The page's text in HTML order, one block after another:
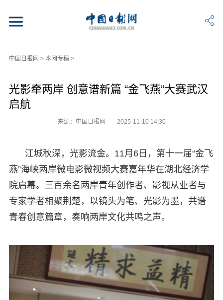
中国日报网 > 本网专稿>
光影牵两岸 创意谱新篇 “金飞燕”大赛武汉
启航
来源：中国日报网 2025-11-10 14:30
江城秋深，光影流金。11月6日，第十一届“金飞
燕”海峡两岸微电影微视频大赛嘉年华在湖北经济学
院启幕。三百余名两岸青年创作者、影视从业者与
专家学者相聚荆楚，以镜头为笔、光影为墨，共谱
青春创意篇章，奏响两岸文化共鸣之声。